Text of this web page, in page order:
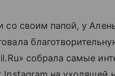
со своим папой, у
собрала самые